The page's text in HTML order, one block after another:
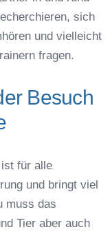
sich
und vielleicht
fragen.
Besuch
für alle
und bringt viel
muss das
Tier aber auch